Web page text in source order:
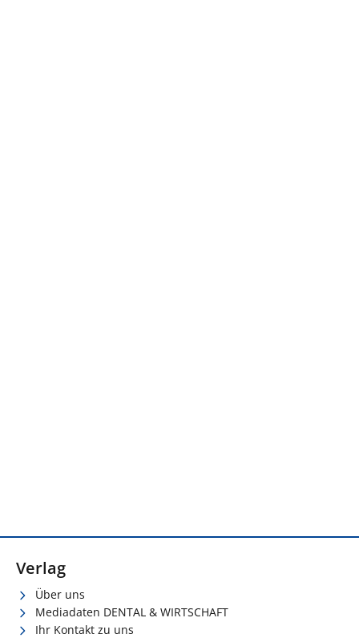
Verlag
Über uns
Mediadaten DENTAL & WIRTSCHAFT
Ihr Kontakt zu uns